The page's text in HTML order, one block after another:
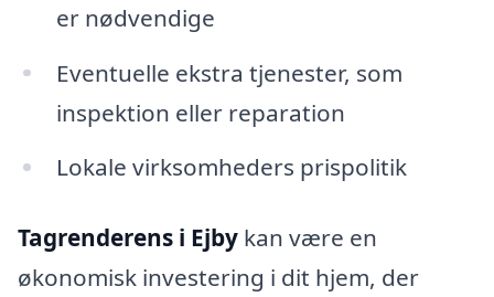
er nødvendige
Eventuelle ekstra tjenester, som
inspektion eller reparation
Lokale virksomheders prispolitik
Tagrenderens i Ejby kan være en
økonomisk investering i dit hjem, der